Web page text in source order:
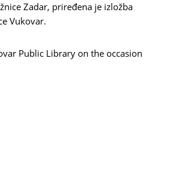
Zadar, priređena je izložba
Vukovar.
Public Library on the occasion